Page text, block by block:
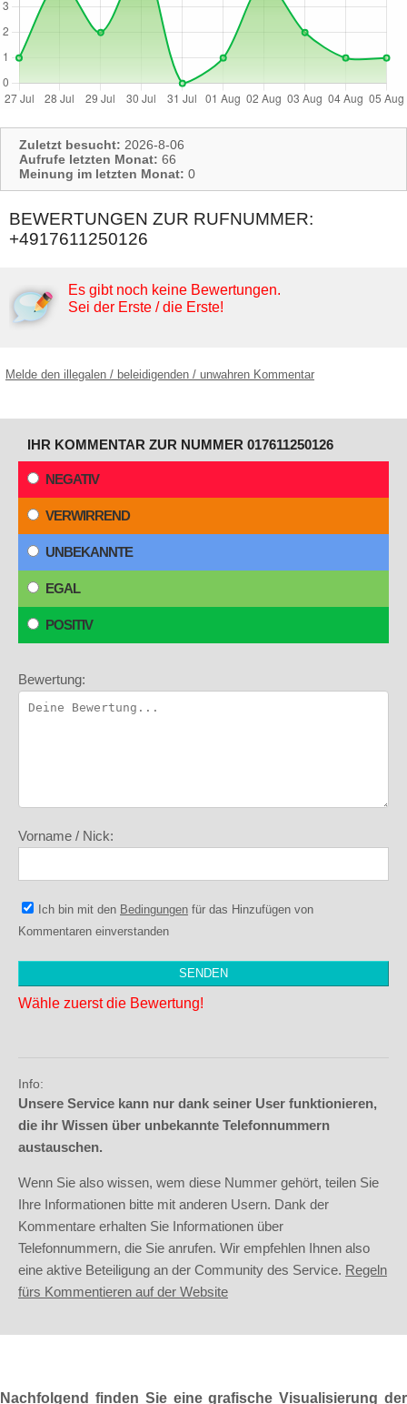
Zuletzt besucht: 2026-8-06
Aufrufe letzten Monat: 66
Meinung im letzten Monat: 0
BEWERTUNGEN ZUR RUFNUMMER:
+4917611250126
Es gibt noch keine Bewertungen.
Sei der Erste / die Erste!
Melde den illegalen / beleidigenden / unwahren Kommentar
IHR KOMMENTAR ZUR NUMMER 017611250126
NEGATIV
VERWIRREND
UNBEKANNTE
EGAL
POSITIV
Bewertung:
Vorname / Nick:
Ich bin mit den Bedingungen für das Hinzufügen von
Kommentaren einverstanden
Wähle zuerst die Bewertung!
Info:
Unsere Service kann nur dank seiner User funktionieren,
die ihr Wissen über unbekannte Telefonnummern
austauschen.
Wenn Sie also wissen, wem diese Nummer gehört, teilen Sie
Ihre Informationen bitte mit anderen Usern. Dank der
Kommentare erhalten Sie Informationen über
Telefonnummern, die Sie anrufen. Wir empfehlen Ihnen also
eine aktive Beteiligung an der Community des Service. Regeln
fürs Kommentieren auf der Website
Nachfolgend finden Sie eine grafische Visualisierung der